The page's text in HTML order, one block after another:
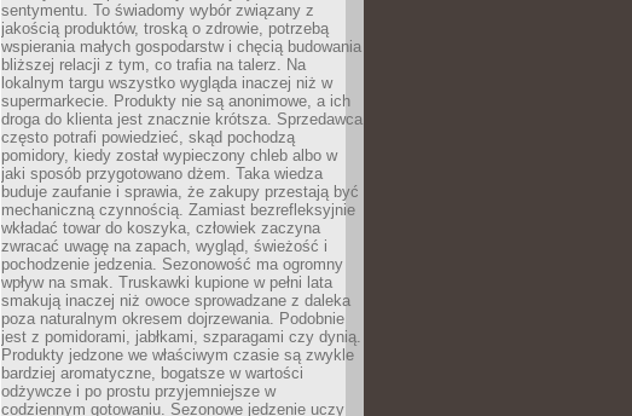
sentymentu. To świadomy wybór związany z
jakością produktów, troską o zdrowie, potrzebą
wspierania małych gospodarstw i chęcią budowania
bliższej relacji z tym, co trafia na talerz. Na
lokalnym targu wszystko wygląda inaczej niż w
supermarkecie. Produkty nie są anonimowe, a ich
droga do klienta jest znacznie krótsza. Sprzedawca
często potrafi powiedzieć, skąd pochodzą
pomidory, kiedy został wypieczony chleb albo w
jaki sposób przygotowano dżem. Taka wiedza
buduje zaufanie i sprawia, że zakupy przestają być
mechaniczną czynnością. Zamiast bezrefleksyjnie
wkładać towar do koszyka, człowiek zaczyna
zwracać uwagę na zapach, wygląd, świeżość i
pochodzenie jedzenia. Sezonowość ma ogromny
wpływ na smak. Truskawki kupione w pełni lata
smakują inaczej niż owoce sprowadzane z daleka
poza naturalnym okresem dojrzewania. Podobnie
jest z pomidorami, jabłkami, szparagami czy dynią.
Produkty jedzone we właściwym czasie są zwykle
bardziej aromatyczne, bogatsze w wartości
odżywcze i po prostu przyjemniejsze w
codziennym gotowaniu. Sezonowe jedzenie uczy